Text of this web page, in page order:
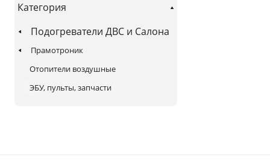
Категория
Подогреватели ДВС и Салона
Прамотроник
Отопители воздушные
ЭБУ, пульты, запчасти